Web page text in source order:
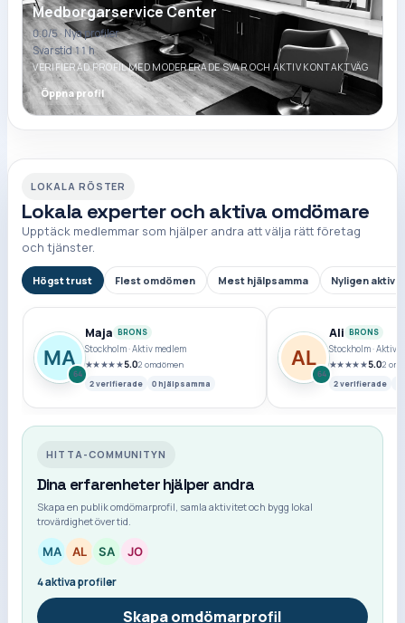
Medborgarservice Center
0.0/5 ·Nya profiler
Svarstid 11 h
VERIFIERAD PROFIL MED MODERERADE SVAR OCH AKTIV KONTAKTVÄG
Öppna profil
LOKALA RÖSTER
Lokala experter och aktiva omdömare
Upptäck medlemmar som hjälper andra att välja rätt företag
och tjänster.
Högst trust Flest omdömen Mest hjälpsamma Nyligen aktiva
64
Maja BRONS
Stockholm·Aktiv medlem
★★★★★5.02 omdömen
2verifierade 0hjälpsamma
64
Ali BRONS
Stockholm·Aktiv
★★★★★5.02
2verifierade
HITTA-COMMUNITYN
Dina erfarenheter hjälper andra
Skapa en publik omdömarprofil, samla aktivitet och bygg lokal
trovärdighet över tid.
4aktiva profiler
Skapa omdömarprofil